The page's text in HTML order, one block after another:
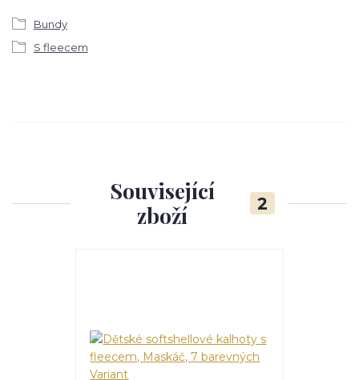
Bundy
S fleecem
Související
zboží
2